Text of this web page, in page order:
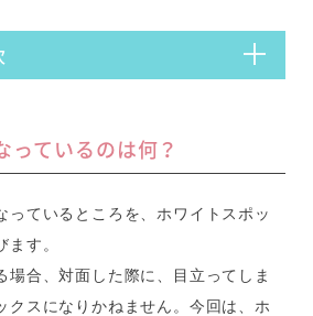
っているのは何？
っているところを、ホワイトスポッ
ます。
場合、対面した際に、目立ってしま
クスになりかねません。今回は、ホ